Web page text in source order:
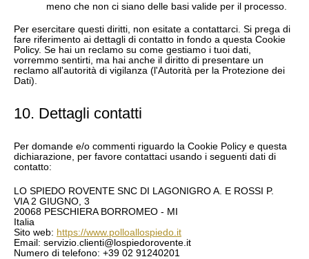
meno che non ci siano delle basi valide per il processo.
Per esercitare questi diritti, non esitate a contattarci. Si prega di
fare riferimento ai dettagli di contatto in fondo a questa Cookie
Policy. Se hai un reclamo su come gestiamo i tuoi dati,
vorremmo sentirti, ma hai anche il diritto di presentare un
reclamo all'autorità di vigilanza (l'Autorità per la Protezione dei
Dati).
10. Dettagli contatti
Per domande e/o commenti riguardo la Cookie Policy e questa
dichiarazione, per favore contattaci usando i seguenti dati di
contatto:
LO SPIEDO ROVENTE SNC DI LAGONIGRO A. E ROSSI P.
VIA 2 GIUGNO, 3
20068 PESCHIERA BORROMEO - MI
Italia
Sito web: https://www.polloallospiedo.it
Email: servizio.clienti@lospiedorovente.it
Numero di telefono: +39 02 91240201